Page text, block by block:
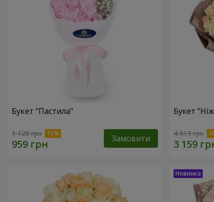
Букет "Пастила"
1 128 грн Замовити
Букет
4 513 грн